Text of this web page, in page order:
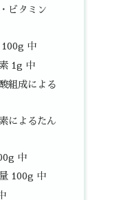
ビタミン
100g 中
1g 中
組成による
によるたん
中
100g 中